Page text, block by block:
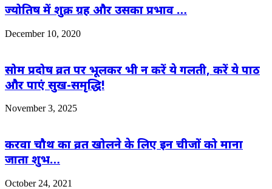
ज्योतिष में शुक्र ग्रह और उसका प्रभाव …
December 10, 2020
सोम प्रदोष व्रत पर भूलकर भी न करें ये गलती, करें ये पाठ
और पाएं सुख-समृद्धि!
November 3, 2025
करवा चौथ का व्रत खोलने के लिए इन चीजों को माना
जाता शुभ…
October 24, 2021